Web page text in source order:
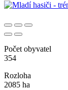
Počet obyvatel
354
Rozloha
2085 ha